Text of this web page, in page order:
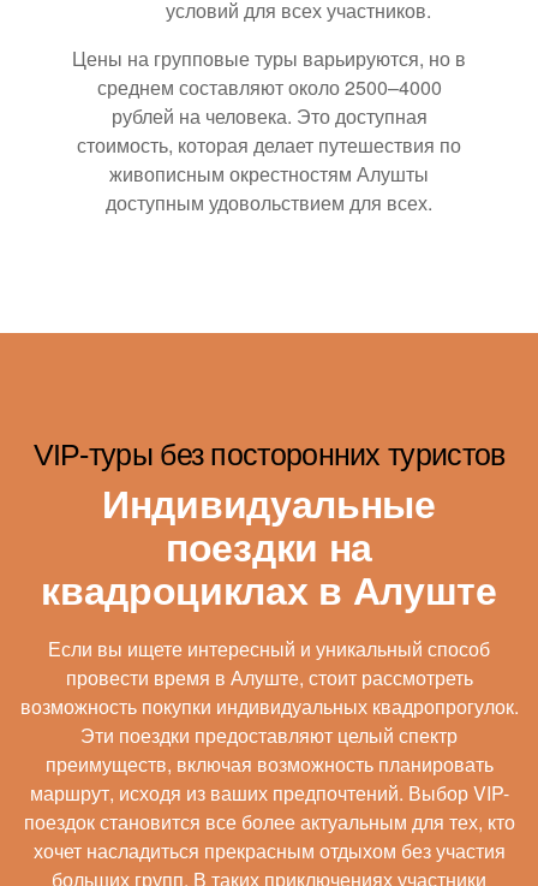
условий для всех участников.
Цены на групповые туры варьируются, но в
среднем составляют около 2500–4000
рублей на человека. Это доступная
стоимость, которая делает путешествия по
живописным окрестностям Алушты
доступным удовольствием для всех.
VIP-туры без посторонних туристов
Индивидуальные
поездки на
квадроциклах в Алуште
Если вы ищете интересный и уникальный способ
провести время в Алуште, стоит рассмотреть
возможность покупки индивидуальных квадропрогулок.
Эти поездки предоставляют целый спектр
преимуществ, включая возможность планировать
маршрут, исходя из ваших предпочтений. Выбор VIP-
поездок становится все более актуальным для тех, кто
хочет насладиться прекрасным отдыхом без участия
больших групп. В таких приключениях участники